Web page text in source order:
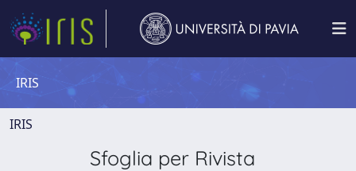
IRIS
IRIS
Sfoglia per Rivista